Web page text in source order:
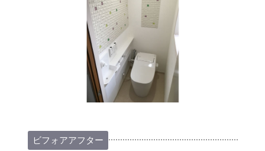
ビフォアアフター